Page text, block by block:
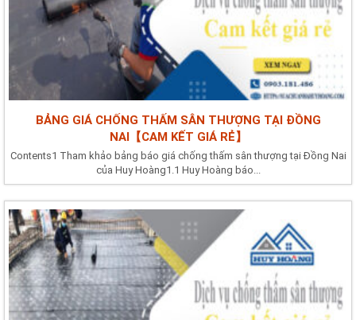
BẢNG GIÁ CHỐNG THẤM SÂN THƯỢNG TẠI ĐỒNG
NAI【CAM KẾT GIÁ RẺ】
Contents1 Tham khảo bảng báo giá chống thấm sân thượng tại Đồng Nai
của Huy Hoàng1.1 Huy Hoàng báo...